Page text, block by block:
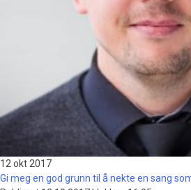
12 okt 2017
Gi meg en god grunn til å nekte en sang